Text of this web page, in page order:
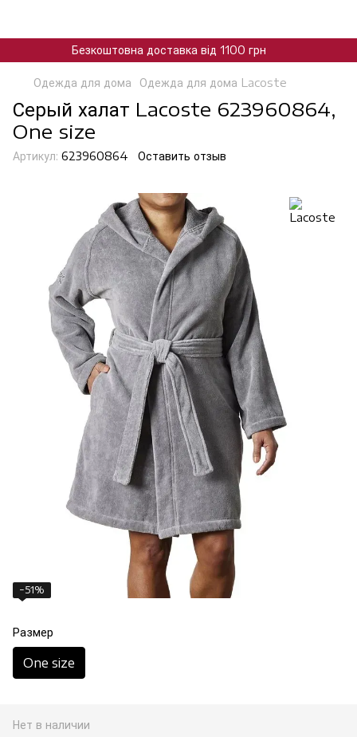
Безкоштовна доставка від 1100 грн
Одежда для дома Одежда для дома Lacoste
Серый халат Lacoste 623960864,
One size
Артикул: 623960864 Оставить отзыв
−51%
Размер
One size
Нет в наличии